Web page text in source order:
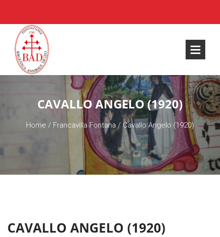
CAVALLO ANGELO (1920)
Home / Francavilla Fontana /Cavallo Angelo (1920)
CAVALLO ANGELO (1920)